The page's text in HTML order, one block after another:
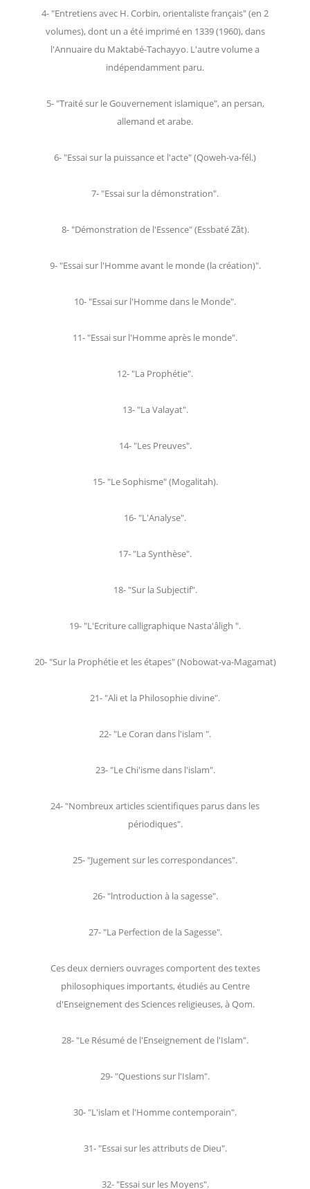
4- "Entretiens avec H. Corbin, orientaliste français" (en 2
volumes), dont un a été imprimé en 1339 (1960), dans
l'Annuaire du Maktabé-Tachayyo. L'autre volume a
indépendamment paru.
5- "Traité sur le Gouvernement islamique", an persan,
allemand et arabe.
6- "Essai sur la puissance et l'acte" (Qoweh-va-fél.)
7- "Essai sur la démonstration".
8- "Démonstration de l'Essence" (Essbaté Zât).
9- "Essai sur l'Homme avant le monde (la création)".
10- "Essai sur l'Homme dans le Monde".
11- "Essai sur l'Homme après le monde".
12- "La Prophétie".
13- "La Valayat".
14- "Les Preuves".
15- "Le Sophisme" (Mogalitah).
16- "L'Analyse".
17- "La Synthèse".
18- "Sur la Subjectif".
19- "L'Ecriture calligraphique Nasta'âligh ".
20- "Sur la Prophétie et les étapes" (Nobowat-va-Magamat)
21- "Ali et la Philosophie divine".
22- "Le Coran dans l'islam ".
23- "Le Chi'isme dans l'islam".
24- "Nombreux articles scientifiques parus dans les
périodiques".
25- "Jugement sur les correspondances".
26- "lntroduction à la sagesse".
27- "La Perfection de la Sagesse".
Ces deux derniers ouvrages comportent des textes
philosophiques importants, étudiés au Centre
d'Enseignement des Sciences religieuses, à Qom.
28- "Le Résumé de l'Enseignement de l'Islam".
29- "Questions sur l'Islam".
30- "L'islam et l'Homme contemporain".
31- "Essai sur les attributs de Dieu".
32- "Essai sur les Moyens".